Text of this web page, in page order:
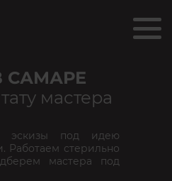
САМАРЕ
мастера
эскизы под идею
Работаем стерильно
мастера под